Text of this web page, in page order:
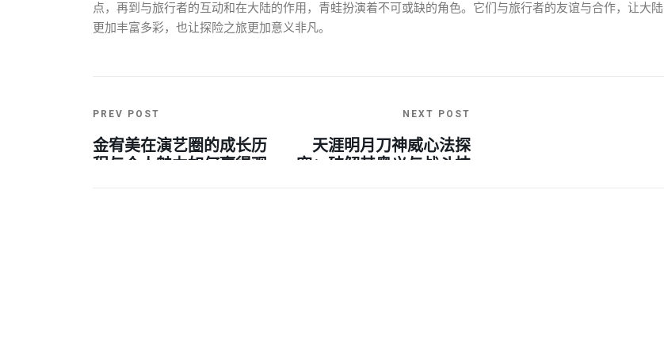
点，再到与旅行者的互动和在大陆的作用，青蛙扮演着不可或缺的角色。它们与旅行者的友谊与合作，让大陆
更加丰富多彩，也让探险之旅更加意义非凡。
PREV POST
金宥美在演艺圈的成长历
程与个人魅力如何赢得观
NEXT POST
天涯明月刀神威心法探
究：破解其奥义与战斗技